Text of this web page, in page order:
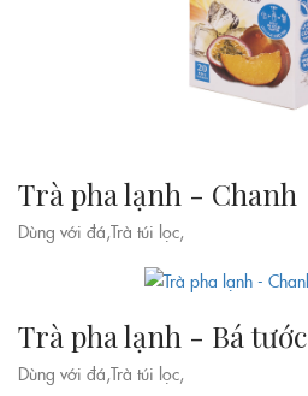
Trà pha lạnh - Chanh
Dùng với đá,Trà túi lọc,
Trà pha lạnh - Bá tước
Dùng với đá,Trà túi lọc,